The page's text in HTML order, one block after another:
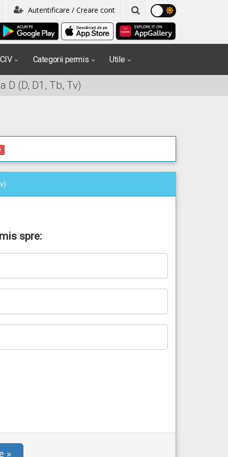
Autentificare / Creare cont
Categorii permis Utile
D (D, D1, Tb, Tv)
spre:
»